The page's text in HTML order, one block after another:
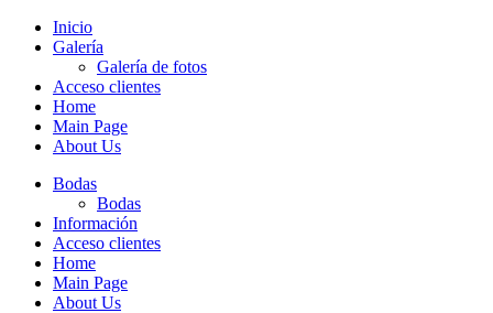
Inicio
Galería
Galería de fotos
Acceso clientes
Home
Main Page
About Us
Bodas
Bodas
Información
Acceso clientes
Home
Main Page
About Us